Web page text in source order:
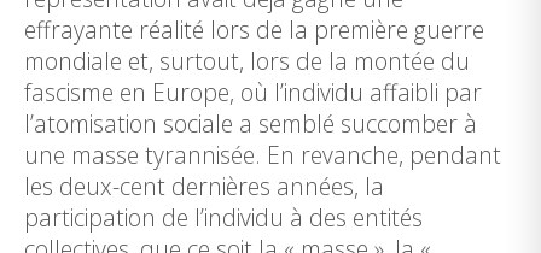
effrayante réalité lors de la première guerre
mondiale et, surtout, lors de la montée du
fascisme en Europe, où l’individu affaibli par
l’atomisation sociale a semblé succomber à
une masse tyrannisée. En revanche, pendant
les deux-cent dernières années, la
participation de l’individu à des entités